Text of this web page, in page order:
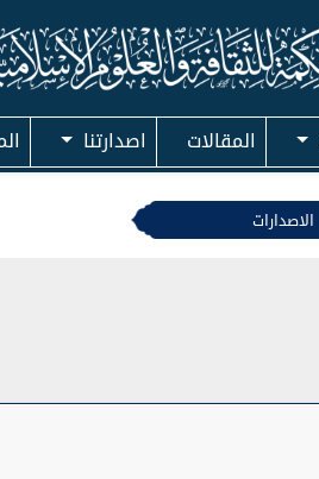
المقالات اصدارتنا
الاصدارات